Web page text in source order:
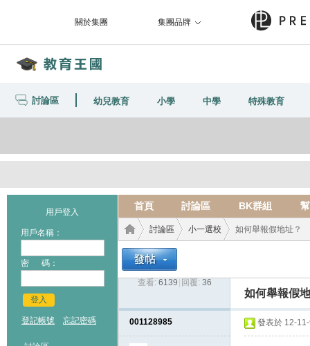
關於集團 集團品牌
討論區 幼兒教育 小學 中學 特殊教育
用戶登入
用戶名稱：
密 碼：
登入
登記帳號 忘記密碼
首頁 討論區 BK群組
›
討論區
›
小一選校 如何舉報假地址？
查看: 6139 回覆: 36
如何舉報假
001128985 發表於 12-